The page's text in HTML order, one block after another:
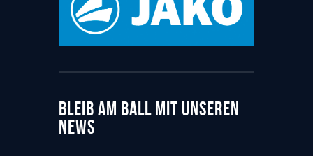
BLEIB AM BALL MIT UNSEREN
NEWS